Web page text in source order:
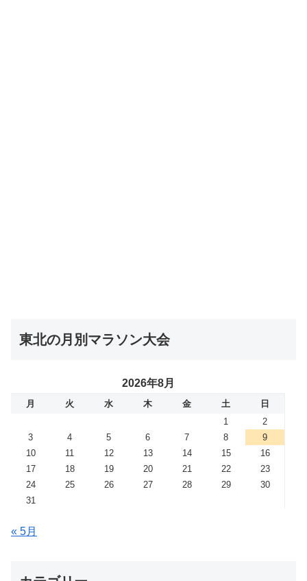
東北の月別マラソン大会
2026年8月
月 火 水 木 金 土
日
1
2
3
4 5 6 7 8
9
10
11 12 13 14 15
16
17
18 19 20 21 22
23
24
25 26 27 28 29
30
31
« 5月